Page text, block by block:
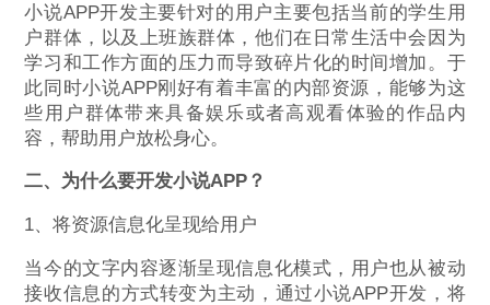
小说APP开发主要针对的用户主要包括当前的学生用
户群体，以及上班族群体，他们在日常生活中会因为
学习和工作方面的压力而导致碎片化的时间增加。于
此同时小说APP刚好有着丰富的内部资源，能够为这
些用户群体带来具备娱乐或者高观看体验的作品内
容，帮助用户放松身心。
二、为什么要开发小说APP？
1、将资源信息化呈现给用户
当今的文字内容逐渐呈现信息化模式，用户也从被动
接收信息的方式转变为主动，通过小说APP开发，将